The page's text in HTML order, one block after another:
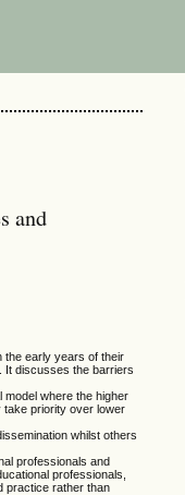
and
the early years of their
It discusses the barriers
where the higher
take priority over lower
whilst others
professionals and
professionals,
practice rather than